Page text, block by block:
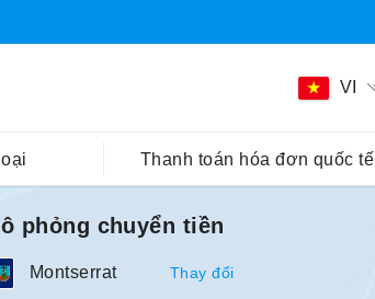
VI
Thanh toán hóa đơn quốc tế
phỏng chuyển tiền
Montserrat Thay đổi